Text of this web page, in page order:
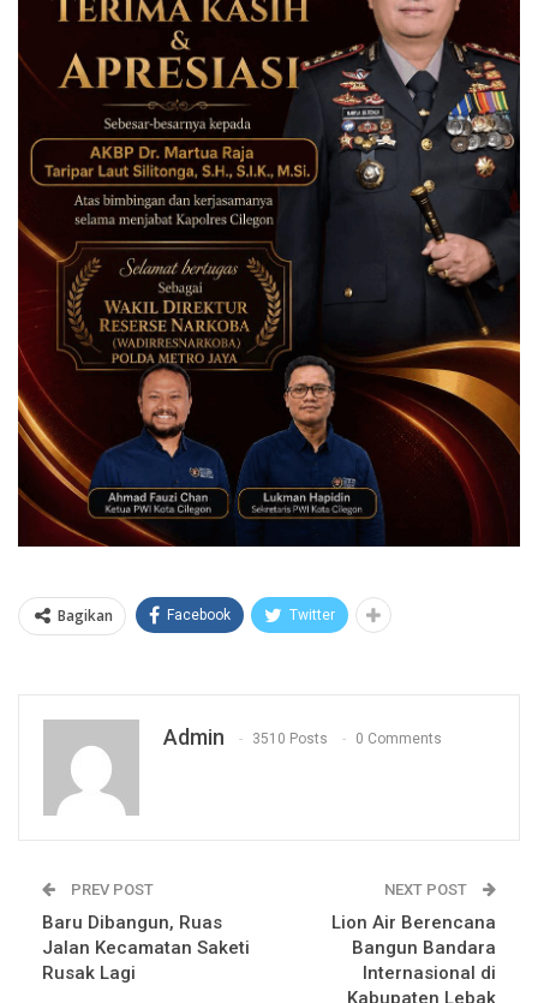
Bagikan Facebook Twitter
Admin 3510 Posts 0 Comments
PREV POST
Baru Dibangun, Ruas
Jalan Kecamatan Saketi
Rusak Lagi
NEXT POST
Lion Air Berencana
Bangun Bandara
Internasional di
Kabupaten Lebak